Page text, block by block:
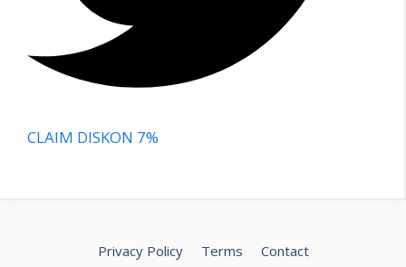
CLAIM DISKON 7%
Privacy Policy Terms Contact